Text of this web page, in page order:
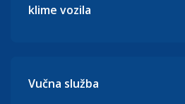
klime vozila
Vučna služba